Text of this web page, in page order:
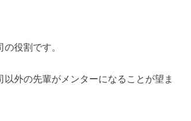
役割です。
外の先輩がメンターになることが望ま